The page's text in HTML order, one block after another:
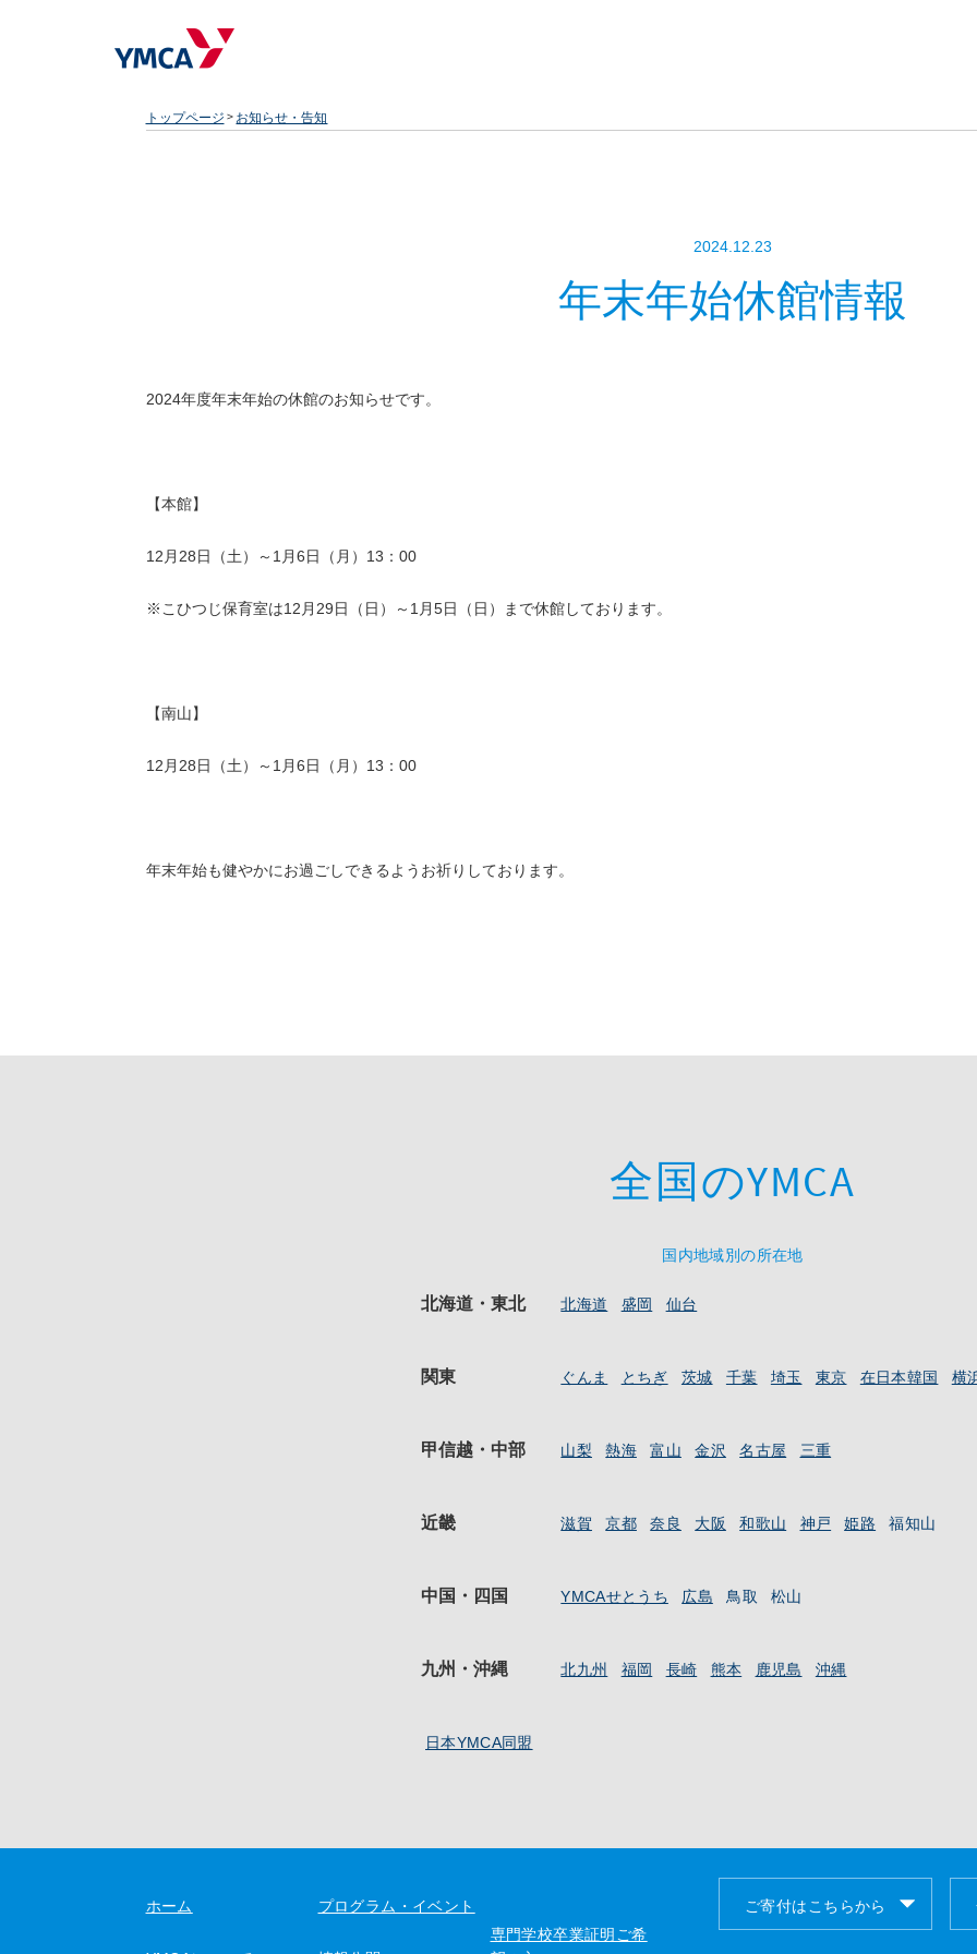
トップページ お知らせ・告知
2024.12.23
年末年始休館情報
2024年度年末年始の休館のお知らせです。
【本館】
12月28日（土）～1月6日（月）13：00
※こひつじ保育室は12月29日（日）～1月5日（日）まで休館しております。
【南山】
12月28日（土）～1月6日（月）13：00
年末年始も健やかにお過ごしできるようお祈りしております。
全国のYMCA
国内地域別の所在地
北海道・東北 北海道 盛岡 仙台
関東 ぐんま とちぎ 茨城 千葉 埼玉 東京 在日本韓国 横
甲信越・中部 山梨 熱海 富山 金沢 名古屋 三重
近畿 滋賀 京都 奈良 大阪 和歌山 神戸 姫路 福知山
中国・四国 YMCAせとうち 広島 鳥取 松山
九州・沖縄 北九州 福岡 長崎 熊本 鹿児島 沖縄
日本YMCA同盟
ホーム プログラム・イベント
専門学校卒業証明ご希
ご寄付はこちらから